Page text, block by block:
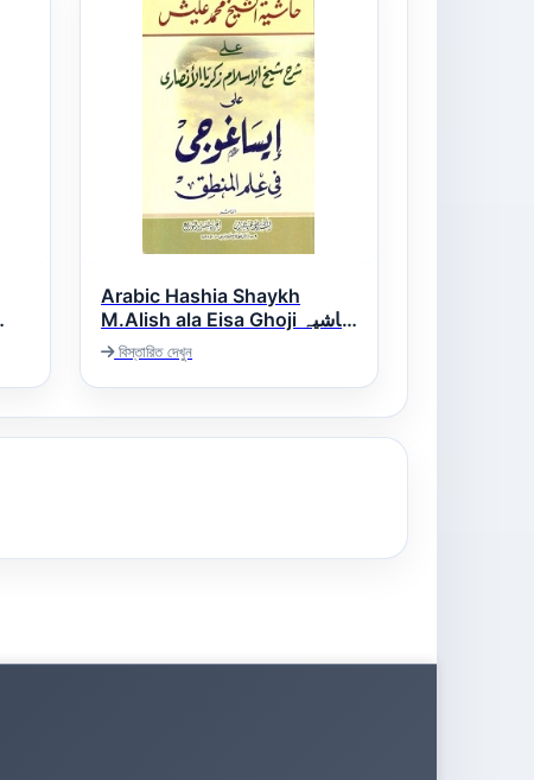
Arabic Hashia Shaykh
M.Alish ala Eisa Ghoji حاشیہ
شیخ محمد علیش ایساغوجی
বিস্তারিত দেখুন